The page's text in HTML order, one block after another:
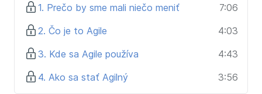
sveta. 80 % firiem ich dnes v nejakej podobe používa.
Pomáhajú firmám vyrovnať sa s konkurenciou a
agilné prístupy dnes významne pomáhajú, patria
napríklad Microsoft, Skype, Barclays, CA
Technologies, Avast, GoodData, MSD, Vistaprint,
1. Prečo by sme mali niečo meniť
7:06
2. Čo je to Agile
4:03
3. Kde sa Agile používa
4:43
4. Ako sa stať Agilný
3:56